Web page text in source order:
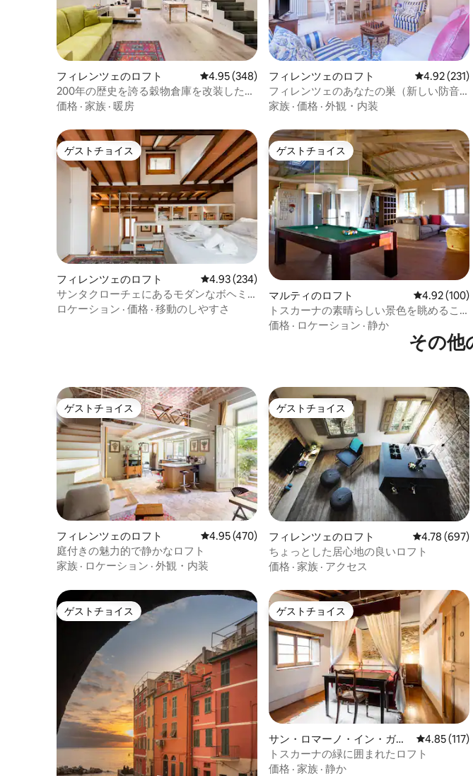
フィレンツェのロフト レビュー348件、5つ星中4.95つ星の平均評価
4.95 (348)
200年の歴史を誇る穀物倉庫を改装したデ
ザイナーズロフト
価格 · 家族 · 暖房
フィレンツェのロフト レビュー
4.92 (231)
フィレンツェのあなたの巣（新しい防音
窓付き）
家族 · 価格 · 外観・内装
ゲストチョイス
ゲストチョイス
フィレンツェのロフト レビュー234件、5つ星中4.93つ星の平均評価
4.93 (234)
サンタクローチェにあるモダンなボヘミ
アン・ペントハウス
ロケーション · 価格 · 移動のしやすさ
ゲストチョイス
ゲストチョイス
マルティのロフト レビュー
4.92 (100)
トスカーナの素晴らしい景色を眺めるこ
とができる田舎のロフト
価格 · ロケーション · 静か
その他
ゲストチョイス
ゲストチョイス
フィレンツェのロフト レビュー470件、5つ星中4.95つ星の平均評価
4.95 (470)
庭付きの魅力的で静かなロフト
家族 · ロケーション · 外観・内装
ゲストチョイス
ゲストチョイス
フィレンツェのロフト レビュー
4.78 (697)
ちょっとした居心地の良いロフト
価格 · 家族 · アクセス
ゲストチョイス
ゲストチョイス ゲストチョイス
ゲストチョイス
サン・ロマーノ・イン・ガル
ファニャーナのロフト
レビュー
4.85 (117)
トスカーナの緑に囲まれたロフト
価格 · 家族 · 静か